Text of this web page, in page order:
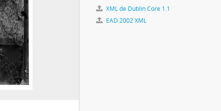
XML de Dublin Core 1.1
EAD 2002 XML